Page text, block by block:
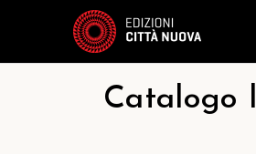
Catalogo